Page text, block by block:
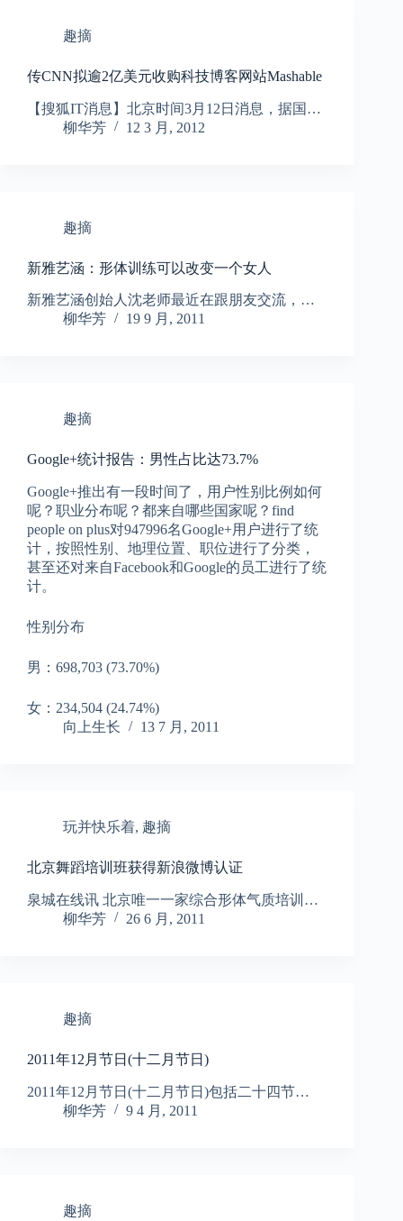
趣摘
传CNN拟逾2亿美元收购科技博客网站Mashable
【搜狐IT消息】北京时间3月12日消息，据国…
柳华芳
12 3 月, 2012
趣摘
新雅艺涵：形体训练可以改变一个女人
新雅艺涵创始人沈老师最近在跟朋友交流，…
柳华芳
19 9 月, 2011
趣摘
Google+统计报告：男性占比达73.7%
Google+推出有一段时间了，用户性别比例如何
呢？职业分布呢？都来自哪些国家呢？find
people on plus对947996名Google+用户进行了统
计，按照性别、地理位置、职位进行了分类，
甚至还对来自Facebook和Google的员工进行了统
计。
性别分布
男：698,703 (73.70%)
女：234,504 (24.74%)
向上生长
13 7 月, 2011
玩并快乐着, 趣摘
北京舞蹈培训班获得新浪微博认证
泉城在线讯 北京唯一一家综合形体气质培训…
柳华芳
26 6 月, 2011
趣摘
2011年12月节日(十二月节日)
2011年12月节日(十二月节日)包括二十四节…
柳华芳
9 4 月, 2011
趣摘